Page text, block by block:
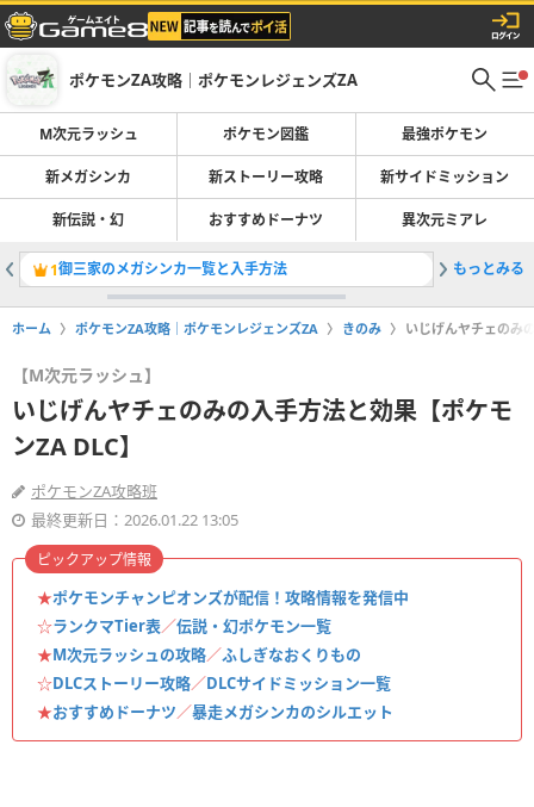
ポケモンZA攻略｜ポケモンレジェンズZA
M次元ラッシュ ポケモン図鑑 最強ポケモン
新メガシンカ 新ストーリー攻略 新サイドミッション
新伝説・幻 おすすめドーナツ 異次元ミアレ
1御三家のメガシンカ一覧と入手方法 2ポケモ
もっとみる
ホーム ポケモンZA攻略｜ポケモンレジェンズZA きのみ いじげんヤチェのみ
【M次元ラッシュ】
いじげんヤチェのみの入手方法と効果【ポケモ
ンZA DLC】
ポケモンZA攻略班
最終更新日：2026.01.22 13:05
★ポケモンチャンピオンズが配信！攻略情報を発信中
☆ランクマTier表／伝説・幻ポケモン一覧
★M次元ラッシュの攻略／ふしぎなおくりもの
☆DLCストーリー攻略／DLCサイドミッション一覧
★おすすめドーナツ／暴走メガシンカのシルエット
ピックアップ情報